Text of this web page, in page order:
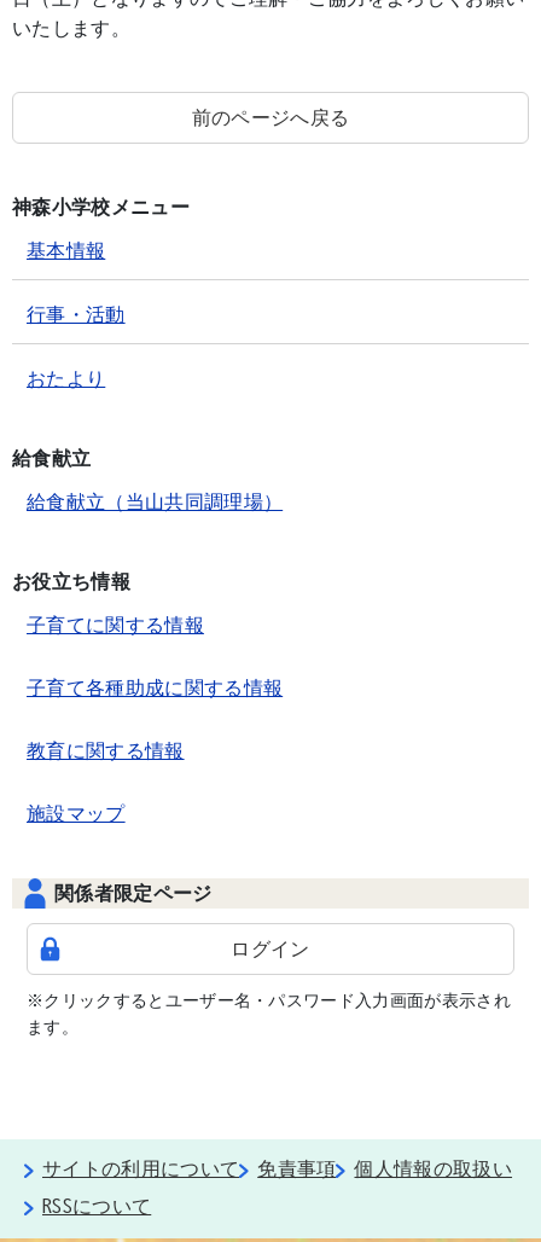
いたします。
前のページへ戻る
神森小学校メニュー
基本情報
行事・活動
おたより
給食献立
給食献立（当山共同調理場）
お役立ち情報
子育てに関する情報
子育て各種助成に関する情報
教育に関する情報
施設マップ
関係者限定ページ
ログイン
※クリックするとユーザー名・パスワード入力画面が表示され
ます。
サイトの利用について 免責事項
個人情報の取扱い
RSSについて